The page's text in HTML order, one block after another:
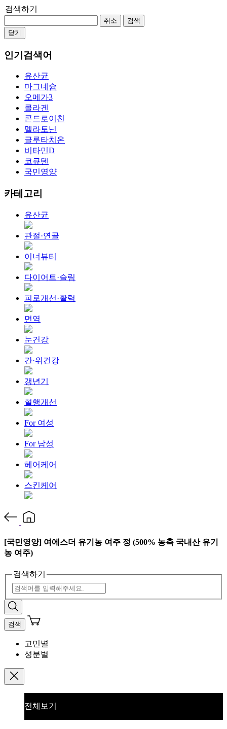
검색하기
취소
검색
닫기
인기검색어
유산균
마그네슘
오메가3
콜라겐
콘드로이친
멜라토닌
글루타치온
비타민D
코큐텐
국민영양
카테고리
유산균
관절·연골
이너뷰티
다이어트·슬림
피로개선·활력
면역
눈건강
간·위건강
갱년기
혈행개선
For 여성
For 남성
헤어케어
스킨케어
[국민영양] 여에스더 유기농 여주 정 (500% 농축 국내산 유기
농 여주)
검색하기
검색
고민별
성분별
전체보기